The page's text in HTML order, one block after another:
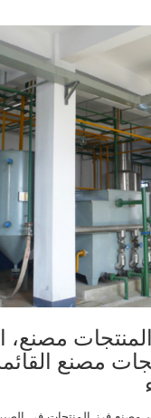
مصنع،
مصنع